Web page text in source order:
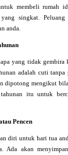
membeli rumah
singkat.
anda.
yang tidak gembira
adalah cuti tanpa
dipotong mengikut
itu untuk
Pencen
diri untuk hari tua
Ada akan